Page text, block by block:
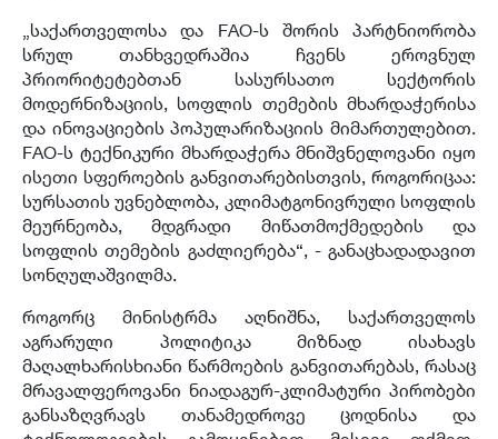
„საქართველოსა და FAO-ს შორის პარტნიორობა
სრულ თანხვედრაშია ჩვენს ეროვნულ
პრიორიტეტებთან სასურსათო სექტორის
მოდერნიზაციის, სოფლის თემების მხარდაჭერისა
და ინოვაციების პოპულარიზაციის მიმართულებით.
FAO-ს ტექნიკური მხარდაჭერა მნიშვნელოვანი იყო
ისეთი სფეროების განვითარებისთვის, როგორიცაა:
სურსათის უვნებლობა, კლიმატგონივრული სოფლის
მეურნეობა, მდგრადი მიწათმოქმედების და
სოფლის თემების გაძლიერება“, - განაცხადადავით
სონღულაშვილმა.
როგორც მინისტრმა აღნიშნა, საქართველოს
აგრარული პოლიტიკა მიზნად ისახავს
მაღალხარისხიანი წარმოების განვითარებას, რასაც
მრავალფეროვანი ნიადაგურ-კლიმატური პირობები
განსაზღვრავს თანამედროვე ცოდნისა და